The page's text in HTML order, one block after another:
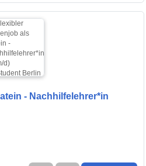
- Nachhilfelehrer*in